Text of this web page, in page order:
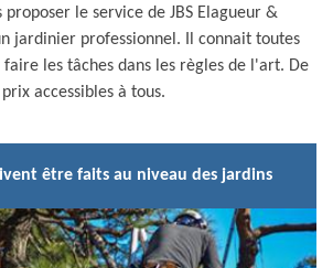
le service de JBS Elagueur &
jardinier professionnel. Il connait toutes
faire les tâches dans les règles de l'art. De
accessibles à tous.
être faits au niveau des jardins